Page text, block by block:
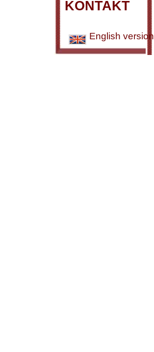
KONTAKT
English version